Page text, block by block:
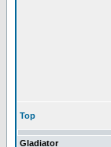
Top
Gladiator